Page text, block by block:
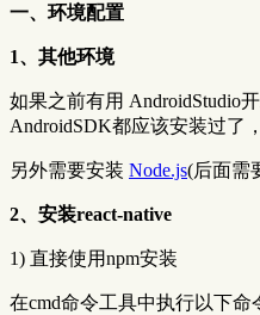
一、环境配置
1、其他环境
如果之前有用 AndroidStudio
AndroidSDK都应该安装过了
另外需要安装 Node.js(后面需
2、安装react-native
1) 直接使用npm安装
在cmd命令工具中执行以下命